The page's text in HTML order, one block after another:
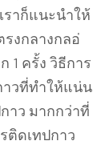
ราก็แนะนำให้
งกลางกลอ่
1 ครั้ง วิธีการ
าวที่ทำให้แน่น
าว มากกว่าที่
ดเทปกาว